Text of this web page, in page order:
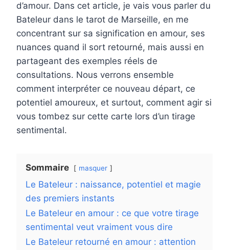
d’amour. Dans cet article, je vais vous parler du
Bateleur dans le tarot de Marseille, en me
concentrant sur sa signification en amour, ses
nuances quand il sort retourné, mais aussi en
partageant des exemples réels de
consultations. Nous verrons ensemble
comment interpréter ce nouveau départ, ce
potentiel amoureux, et surtout, comment agir si
vous tombez sur cette carte lors d’un tirage
sentimental.
Sommaire masquer
Le Bateleur : naissance, potentiel et magie
des premiers instants
Le Bateleur en amour : ce que votre tirage
sentimental veut vraiment vous dire
Le Bateleur retourné en amour : attention